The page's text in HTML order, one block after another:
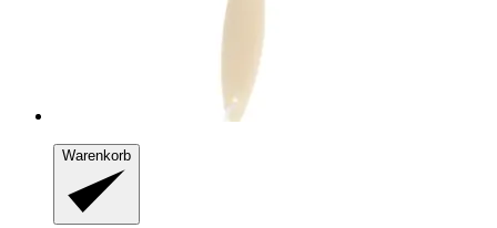
Warenkorb